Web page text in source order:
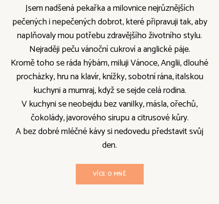
Jsem nadšená pekařka a milovnice nejrůznějších
pečených i nepečených dobrot, které připravuji tak, aby
naplňovaly mou potřebu zdravějšího životního stylu.
Nejraději peču vánoční cukroví a anglické páje.
Kromě toho se ráda hýbám, miluji Vánoce, Anglii, dlouhé
procházky, hru na klavír, knížky, sobotní rána, italskou
kuchyni a mumraj, když se sejde celá rodina.
V kuchyni se neobejdu bez vanilky, másla, ořechů,
čokolády, javorového sirupu a citrusové kůry.
A bez dobré mléčné kávy si nedovedu představit svůj
den.
VÍCE O MNĚ